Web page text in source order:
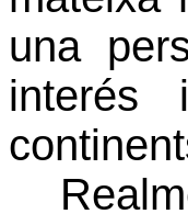
una
interés